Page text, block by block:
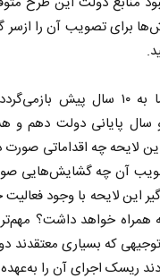
برای تصویب آن را ازسر
پیشینه این لایحه، اما به
پایانی دولت دهم و
لایحه چه اقداماتی
آن چه گشایش‌هایی
خواهد داشت؟
توجیهی که بسیاری
ریسک اجرای آن را به‌عهده